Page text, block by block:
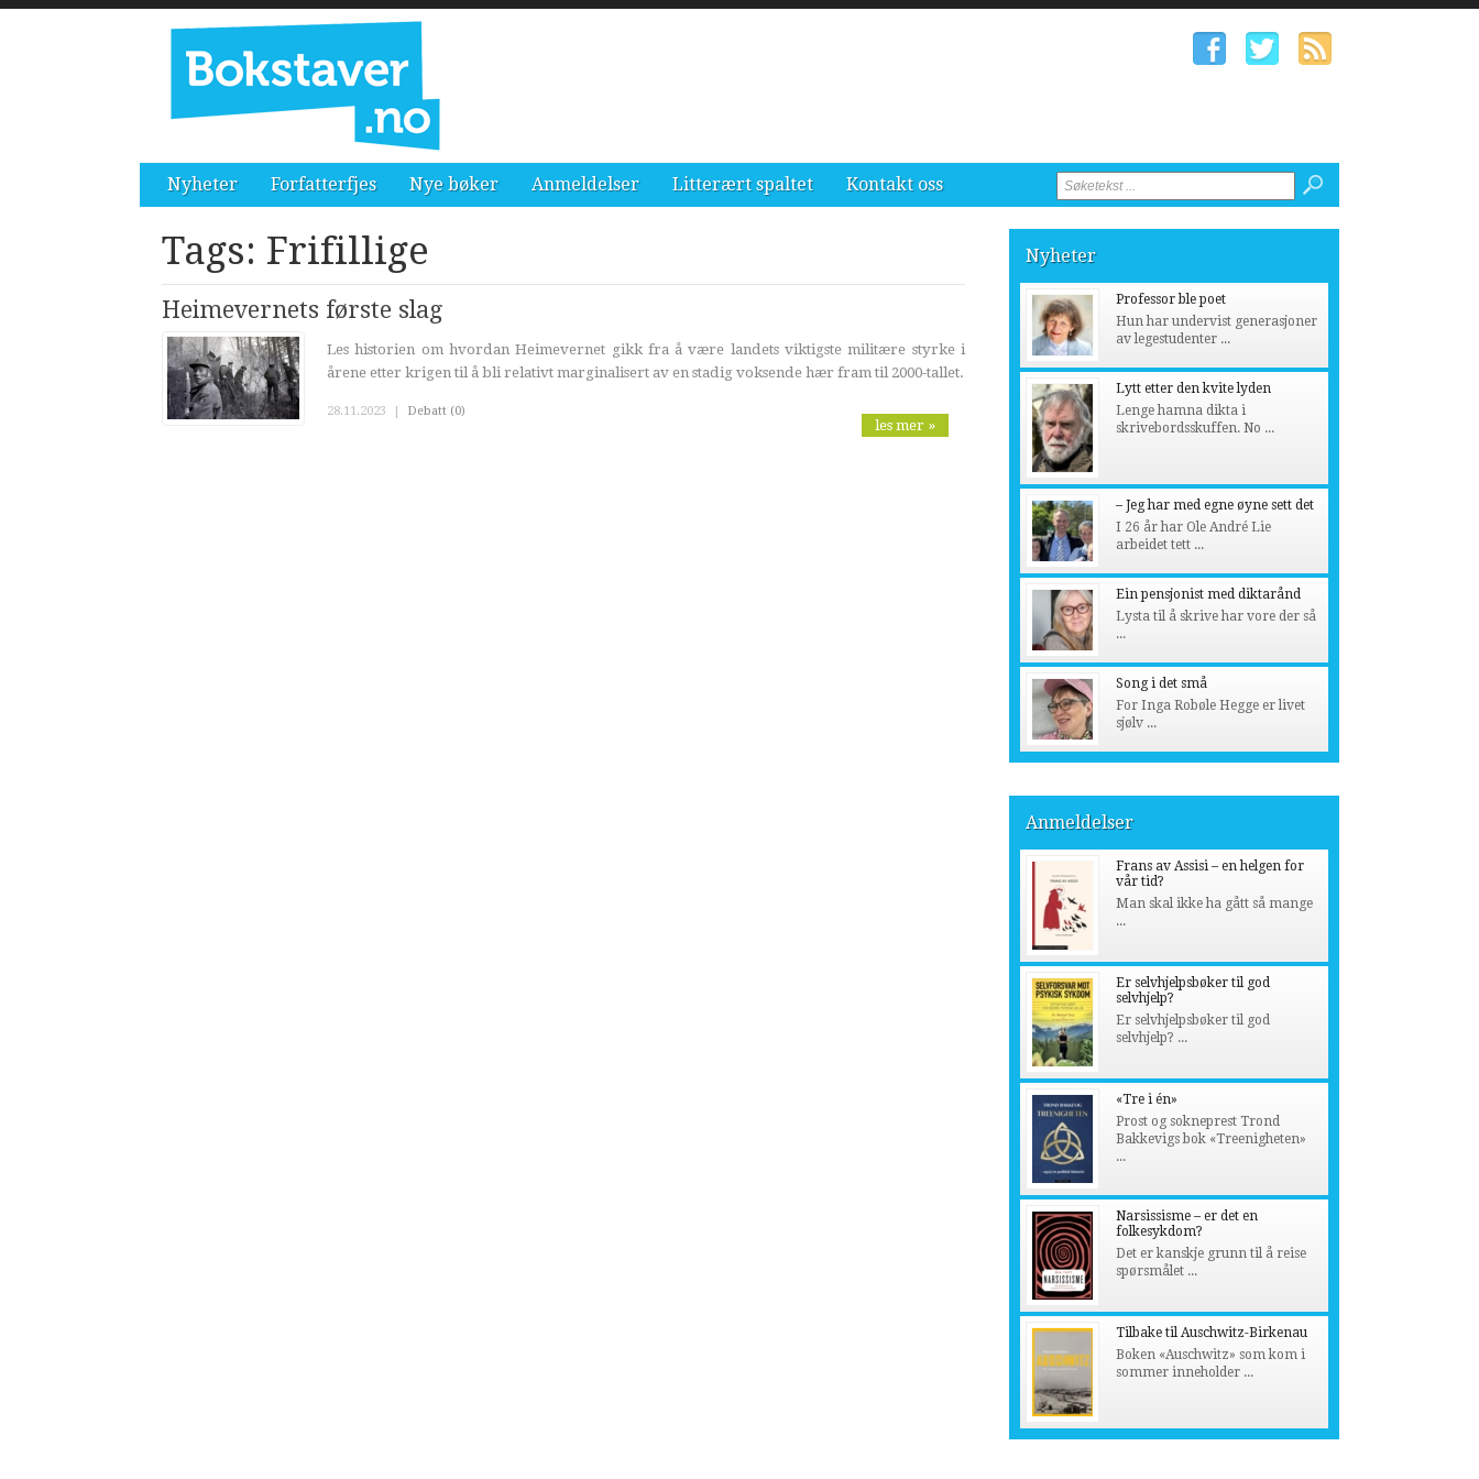
Nyheter Forfatterfjes Nye bøker Anmeldelser Litterært spaltet Kontakt oss
Tags: Frifillige
Heimevernets første slag
Les historien om hvordan Heimevernet gikk fra å være landets viktigste militære styrke i
årene etter krigen til å bli relativt marginalisert av en stadig voksende hær fram til 2000-tallet.
28.11.2023 | Debatt (0)
les mer »
Nyheter
Professor ble poet
Hun har undervist generasjoner
av legestudenter ...
Lytt etter den kvite lyden
Lenge hamna dikta i
skrivebordsskuffen. No ...
– Jeg har med egne øyne sett det
I 26 år har Ole André Lie
arbeidet tett ...
Ein pensjonist med diktarånd
Lysta til å skrive har vore der så
...
Song i det små
For Inga Robøle Hegge er livet
sjølv ...
Anmeldelser
Frans av Assisi – en helgen for
vår tid?
Man skal ikke ha gått så mange
...
Er selvhjelpsbøker til god
selvhjelp?
Er selvhjelpsbøker til god
selvhjelp? ...
«Tre i én»
Prost og sokneprest Trond
Bakkevigs bok «Treenigheten»
...
Narsissisme – er det en
folkesykdom?
Det er kanskje grunn til å reise
spørsmålet ...
Tilbake til Auschwitz-Birkenau
Boken «Auschwitz» som kom i
sommer inneholder ...